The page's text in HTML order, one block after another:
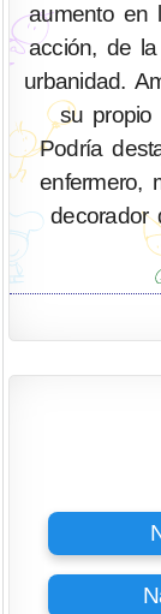
aumento en
acción, de
urbanidad.
su
Podría
enfermero,
decorador